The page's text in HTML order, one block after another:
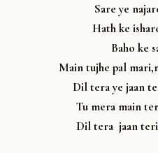
Sare ye
Hath ke
Baho ke
Main tujhe pal
Dil tera ye jaan
Tu mera main
Dil tera jaan